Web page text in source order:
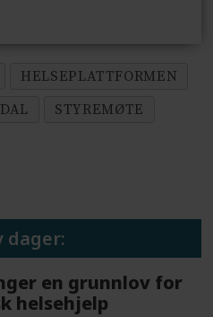
HELSEPLATTFORMEN
STYREMØTE
dager:
en grunnlov for
helsehjelp